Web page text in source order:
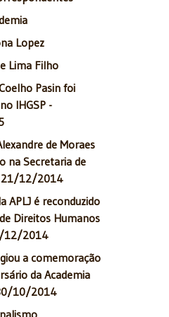
Lopez
Lima Filho
Pasin foi
IHGSP -
de Moraes
na Secretaria de
21/12/2014
APLJ é reconduzido
Direitos Humanos
12/2014
a comemoração
da Academia
10/2014